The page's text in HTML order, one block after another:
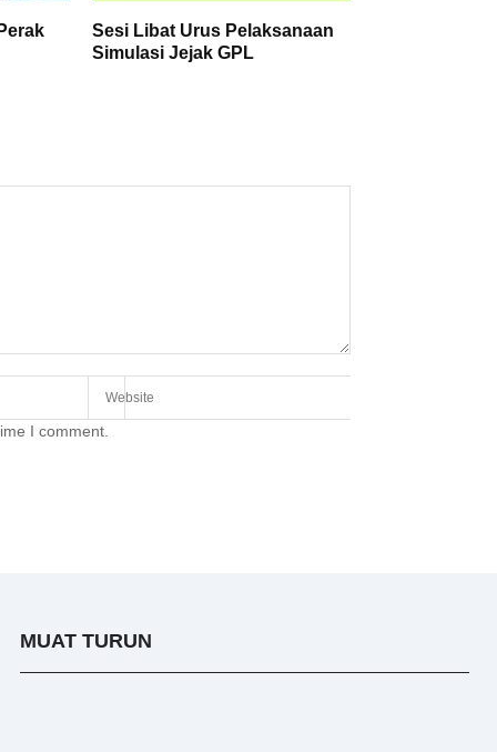
Sesi Libat Urus Pelaksanaan
Simulasi Jejak GPL
I comment.
MUAT TURUN